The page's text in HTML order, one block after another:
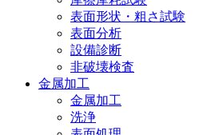
表面形状・粗さ試験
表面分析
設備診断
非破壊検査
金属加工
金属加工
洗浄